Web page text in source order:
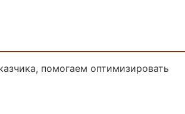
помогаем оптимизировать